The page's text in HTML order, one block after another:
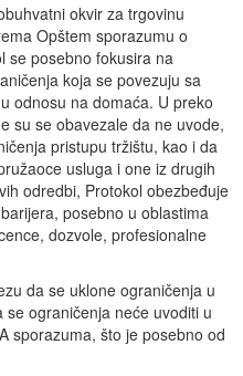
okvir za trgovinu
Opštem sporazumu o
se posebno fokusira na
koja se povezuju sa
odnosu na domaća. U preko
su se obavezale da ne uvode,
pristupu tržištu, kao i da
usluga i one iz drugih
odredbi, Protokol obezbeđuje
posebno u oblastima
dozvole, profesionalne
da se uklone ograničenja u
ograničenja neće uvoditi u
sporazuma, što je posebno od